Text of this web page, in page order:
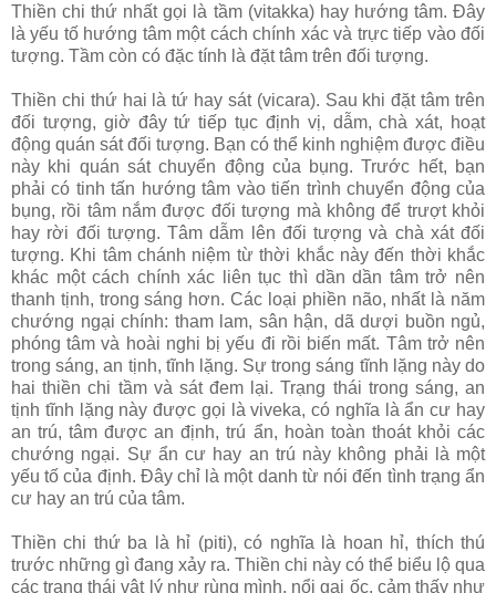
Thiền chi thứ nhất gọi là tầm (vitakka) hay hướng tâm. Ðây
là yếu tố hướng tâm một cách chính xác và trực tiếp vào đối
tượng. Tầm còn có đặc tính là đặt tâm trên đối tượng.
Thiền chi thứ hai là tứ hay sát (vicara). Sau khi đặt tâm trên
đối tượng, giờ đây tứ tiếp tục định vị, dẫm, chà xát, hoạt
động quán sát đối tượng. Bạn có thể kinh nghiệm được điều
này khi quán sát chuyển động của bụng. Trước hết, bạn
phải có tinh tấn hướng tâm vào tiến trình chuyển động của
bụng, rồi tâm nắm được đối tượng mà không để trượt khỏi
hay rời đối tượng. Tâm dẫm lên đối tượng và chà xát đối
tượng. Khi tâm chánh niệm từ thời khắc này đến thời khắc
khác một cách chính xác liên tục thì dần dần tâm trở nên
thanh tịnh, trong sáng hơn. Các loại phiền não, nhất là năm
chướng ngại chính: tham lam, sân hận, dã dượi buồn ngủ,
phóng tâm và hoài nghi bị yếu đi rồi biến mất. Tâm trở nên
trong sáng, an tịnh, tĩnh lặng. Sự trong sáng tĩnh lặng này do
hai thiền chi tầm và sát đem lại. Trạng thái trong sáng, an
tịnh tĩnh lặng này được gọi là viveka, có nghĩa là ẩn cư hay
an trú, tâm được an định, trú ẩn, hoàn toàn thoát khỏi các
chướng ngại. Sự ẩn cư hay an trú này không phải là một
yếu tố của định. Ðây chỉ là một danh từ nói đến tình trạng ẩn
cư hay an trú của tâm.
Thiền chi thứ ba là hỉ (piti), có nghĩa là hoan hỉ, thích thú
trước những gì đang xảy ra. Thiền chi này có thể biểu lộ qua
các trạng thái vật lý như rùng mình, nổi gai ốc, cảm thấy như